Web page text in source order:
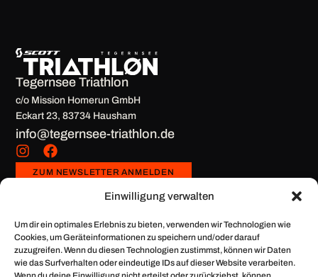
Einwilligung verwalten
Um dir ein optimales Erlebnis zu bieten, verwenden wir Technologien wie
Cookies, um Geräteinformationen zu speichern und/oder darauf
zuzugreifen. Wenn du diesen Technologien zustimmst, können wir Daten
wie das Surfverhalten oder eindeutige IDs auf dieser Website verarbeiten.
Tegernsee Triathlon
c/o Mission Homerun GmbH
Eckart 23, 83734 Hausham
info@tegernsee-triathlon.de
ZUM NEWSLETTER ANMELDEN
FAQ
Regeln
Ergebnisarchiv
Über uns
Mission
Werde Teil des
Teams
Follow Us On
Instagram
@tegernseetriathlon